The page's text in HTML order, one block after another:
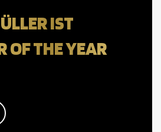
IST
OF THE YEAR